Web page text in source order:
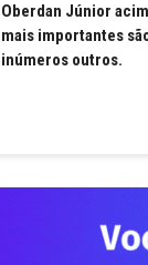
Oberdan Júnior
mais importantes
inúmeros outros.